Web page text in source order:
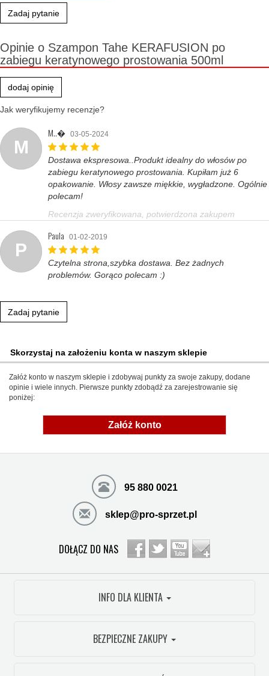
Zadaj pytanie
Opinie o Szampon Tahe KERAFUSION po
zabiegu keratynowego prostowania 500ml
dodaj opinię
Jak weryfikujemy recenzje?
M
M..� 03-05-2024
Dostawa ekspresowa..Produkt idealny do włosów po
zabiegu keratynowego prostowania. Kupiłam już 6
opakowanie. Włosy zawsze miękkie, wygładzone. Ogólnie
polecam!
Recenzja zweryfikowana, potwierdzona zakupem
P
Paula 01-02-2019
Czytelna strona,szybka dostawa. Bez żadnych
problemów. Gorąco polecam :)
Zadaj pytanie
Skorzystaj na założeniu konta w naszym sklepie
Załóż konto w naszym sklepie i zdobywaj punkty za swoje zakupy, dodane
opinie i wiele innych. Pierwsze punkty zdobądź za zarejestrowanie się
poniżej:
Załóż konto
95 880 0021
sklep@pro-sprzet.pl
DOŁĄCZ DO NAS
INFO DLA KLIENTA
BEZPIECZNE ZAKUPY